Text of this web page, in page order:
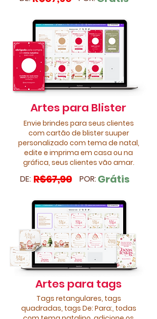
Artes para Blister
Envie brindes para seus clientes
com cartão de blister suuper
personalizado com tema de natal,
edite e imprima em casa ou na
gráfica, seus clientes vão amar.
DE: R$67,90 POR:Grátis
Artes para tags
Tags retangulares, tags
quadradas, tags De: Para:, todas